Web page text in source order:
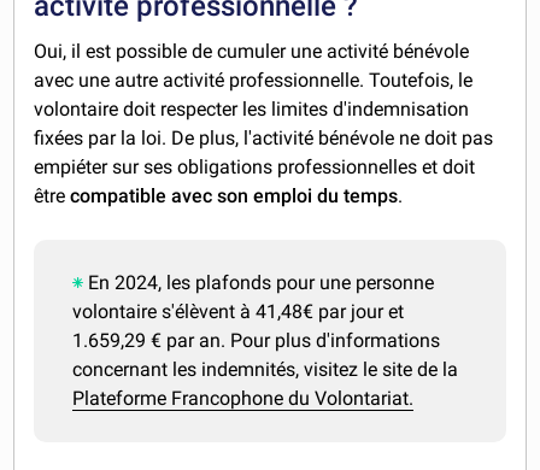
Oui, il est possible de cumuler une activité bénévole
avec une autre activité professionnelle. Toutefois, le
volontaire doit respecter les limites d'indemnisation
fixées par la loi. De plus, l'activité bénévole ne doit pas
empiéter sur ses obligations professionnelles et doit
êtrecompatible avec son emploi du temps.
En 2024, les plafonds pour une personne
volontaire s'élèvent à 41,48€ par jour et
1.659,29 € par an. Pour plus d'informations
concernant les indemnités, visitez le site de la
Plateforme Francophone du Volontariat.